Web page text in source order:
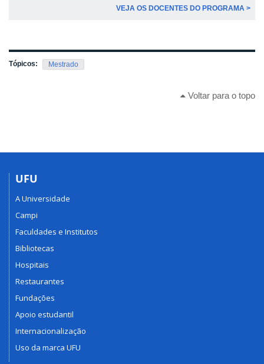
VEJA OS DOCENTES DO PROGRAMA >
Tópicos: Mestrado
Voltar para o topo
UFU
A Universidade
Campi
Faculdades e Institutos
Bibliotecas
Hospitais
Restaurantes
Fundações
Apoio estudantil
Internacionalização
Uso da marca UFU